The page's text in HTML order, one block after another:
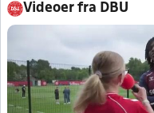
Videoer fra DBU